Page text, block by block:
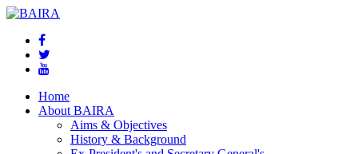
Home
About BAIRA
Aims & Objectives
History & Background